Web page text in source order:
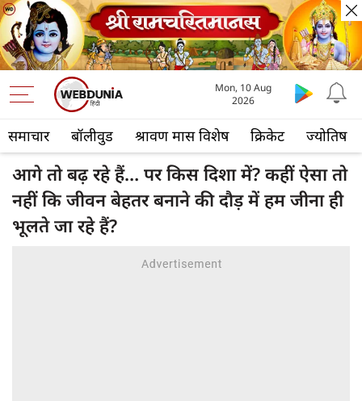
समाचार बॉलीवुड श्रावण मास विशेष क्रिकेट ज्योतिष
Mon, 10 Aug
2026
आगे तो बढ़ रहे हैं… पर किस दिशा में? कहीं ऐसा तो
नहीं कि जीवन बेहतर बनाने की दौड़ में हम जीना ही
भूलते जा रहे हैं?